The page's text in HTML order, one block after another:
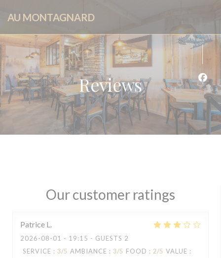
AU MONTAGNARD
Reviews
Our customer ratings
Patrice L
2026-08-01 - 19:15 - GUESTS 2
SERVICE : 3/5 AMBIANCE : 3/5 FOOD : 2/5 VALUE :